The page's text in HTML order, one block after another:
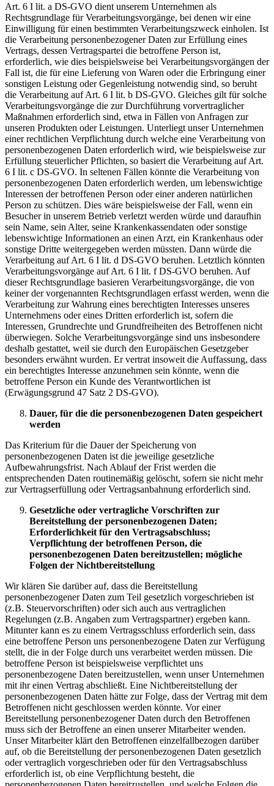
Art. 6 I lit. a DS-GVO dient unserem Unternehmen als
Rechtsgrundlage für Verarbeitungsvorgänge, bei denen wir eine
Einwilligung für einen bestimmten Verarbeitungszweck einholen. Ist
die Verarbeitung personenbezogener Daten zur Erfüllung eines
Vertrags, dessen Vertragspartei die betroffene Person ist,
erforderlich, wie dies beispielsweise bei Verarbeitungsvorgängen der
Fall ist, die für eine Lieferung von Waren oder die Erbringung einer
sonstigen Leistung oder Gegenleistung notwendig sind, so beruht
die Verarbeitung auf Art. 6 I lit. b DS-GVO. Gleiches gilt für solche
Verarbeitungsvorgänge die zur Durchführung vorvertraglicher
Maßnahmen erforderlich sind, etwa in Fällen von Anfragen zur
unseren Produkten oder Leistungen. Unterliegt unser Unternehmen
einer rechtlichen Verpflichtung durch welche eine Verarbeitung von
personenbezogenen Daten erforderlich wird, wie beispielsweise zur
Erfüllung steuerlicher Pflichten, so basiert die Verarbeitung auf Art.
6 I lit. c DS-GVO. In seltenen Fällen könnte die Verarbeitung von
personenbezogenen Daten erforderlich werden, um lebenswichtige
Interessen der betroffenen Person oder einer anderen natürlichen
Person zu schützen. Dies wäre beispielsweise der Fall, wenn ein
Besucher in unserem Betrieb verletzt werden würde und daraufhin
sein Name, sein Alter, seine Krankenkassendaten oder sonstige
lebenswichtige Informationen an einen Arzt, ein Krankenhaus oder
sonstige Dritte weitergegeben werden müssten. Dann würde die
Verarbeitung auf Art. 6 I lit. d DS-GVO beruhen. Letztlich könnten
Verarbeitungsvorgänge auf Art. 6 I lit. f DS-GVO beruhen. Auf
dieser Rechtsgrundlage basieren Verarbeitungsvorgänge, die von
keiner der vorgenannten Rechtsgrundlagen erfasst werden, wenn die
Verarbeitung zur Wahrung eines berechtigten Interesses unseres
Unternehmens oder eines Dritten erforderlich ist, sofern die
Interessen, Grundrechte und Grundfreiheiten des Betroffenen nicht
überwiegen. Solche Verarbeitungsvorgänge sind uns insbesondere
deshalb gestattet, weil sie durch den Europäischen Gesetzgeber
besonders erwähnt wurden. Er vertrat insoweit die Auffassung, dass
ein berechtigtes Interesse anzunehmen sein könnte, wenn die
betroffene Person ein Kunde des Verantwortlichen ist
(Erwägungsgrund 47 Satz 2 DS-GVO).
Dauer, für die die personenbezogenen Daten gespeichert
werden
Das Kriterium für die Dauer der Speicherung von
personenbezogenen Daten ist die jeweilige gesetzliche
Aufbewahrungsfrist. Nach Ablauf der Frist werden die
entsprechenden Daten routinemäßig gelöscht, sofern sie nicht mehr
zur Vertragserfüllung oder Vertragsanbahnung erforderlich sind.
Gesetzliche oder vertragliche Vorschriften zur
Bereitstellung der personenbezogenen Daten;
Erforderlichkeit für den Vertragsabschluss;
Verpflichtung der betroffenen Person, die
personenbezogenen Daten bereitzustellen; mögliche
Folgen der Nichtbereitstellung
Wir klären Sie darüber auf, dass die Bereitstellung
personenbezogener Daten zum Teil gesetzlich vorgeschrieben ist
(z.B. Steuervorschriften) oder sich auch aus vertraglichen
Regelungen (z.B. Angaben zum Vertragspartner) ergeben kann.
Mitunter kann es zu einem Vertragsschluss erforderlich sein, dass
eine betroffene Person uns personenbezogene Daten zur Verfügung
stellt, die in der Folge durch uns verarbeitet werden müssen. Die
betroffene Person ist beispielsweise verpflichtet uns
personenbezogene Daten bereitzustellen, wenn unser Unternehmen
mit ihr einen Vertrag abschließt. Eine Nichtbereitstellung der
personenbezogenen Daten hätte zur Folge, dass der Vertrag mit dem
Betroffenen nicht geschlossen werden könnte. Vor einer
Bereitstellung personenbezogener Daten durch den Betroffenen
muss sich der Betroffene an einen unserer Mitarbeiter wenden.
Unser Mitarbeiter klärt den Betroffenen einzelfallbezogen darüber
auf, ob die Bereitstellung der personenbezogenen Daten gesetzlich
oder vertraglich vorgeschrieben oder für den Vertragsabschluss
erforderlich ist, ob eine Verpflichtung besteht, die